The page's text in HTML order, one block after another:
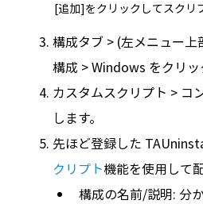
[追加]をクリックしてスクリ
構成タブ > (左メニュー
構成 > Windows をクリッ
カスタムスクリプト > コ
します。
先ほど登録した
クリプト機能を使用して
構成の名前/説明: 分